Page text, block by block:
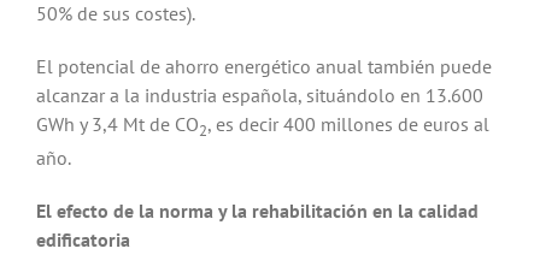
50% de sus costes).
El potencial de ahorro energético anual también puede
alcanzar a la industria española, situándolo en 13.600
GWh y 3,4 Mt de CO2, es decir 400 millones de euros al
año.
El efecto de la norma y la rehabilitación en la calidad
edificatoria